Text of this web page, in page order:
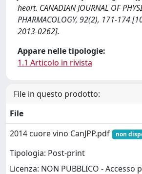
heart. CANADIAN JOURNAL OF
PHARMACOLOGY, 92(2), 171-174
2013-0262].
Appare nelle tipologie:
1.1 Articolo in rivista
File in questo prodotto:
File
2014 cuore vino CanJPP.pdf
non
Tipologia: Post-print
Licenza: NON PUBBLICO -